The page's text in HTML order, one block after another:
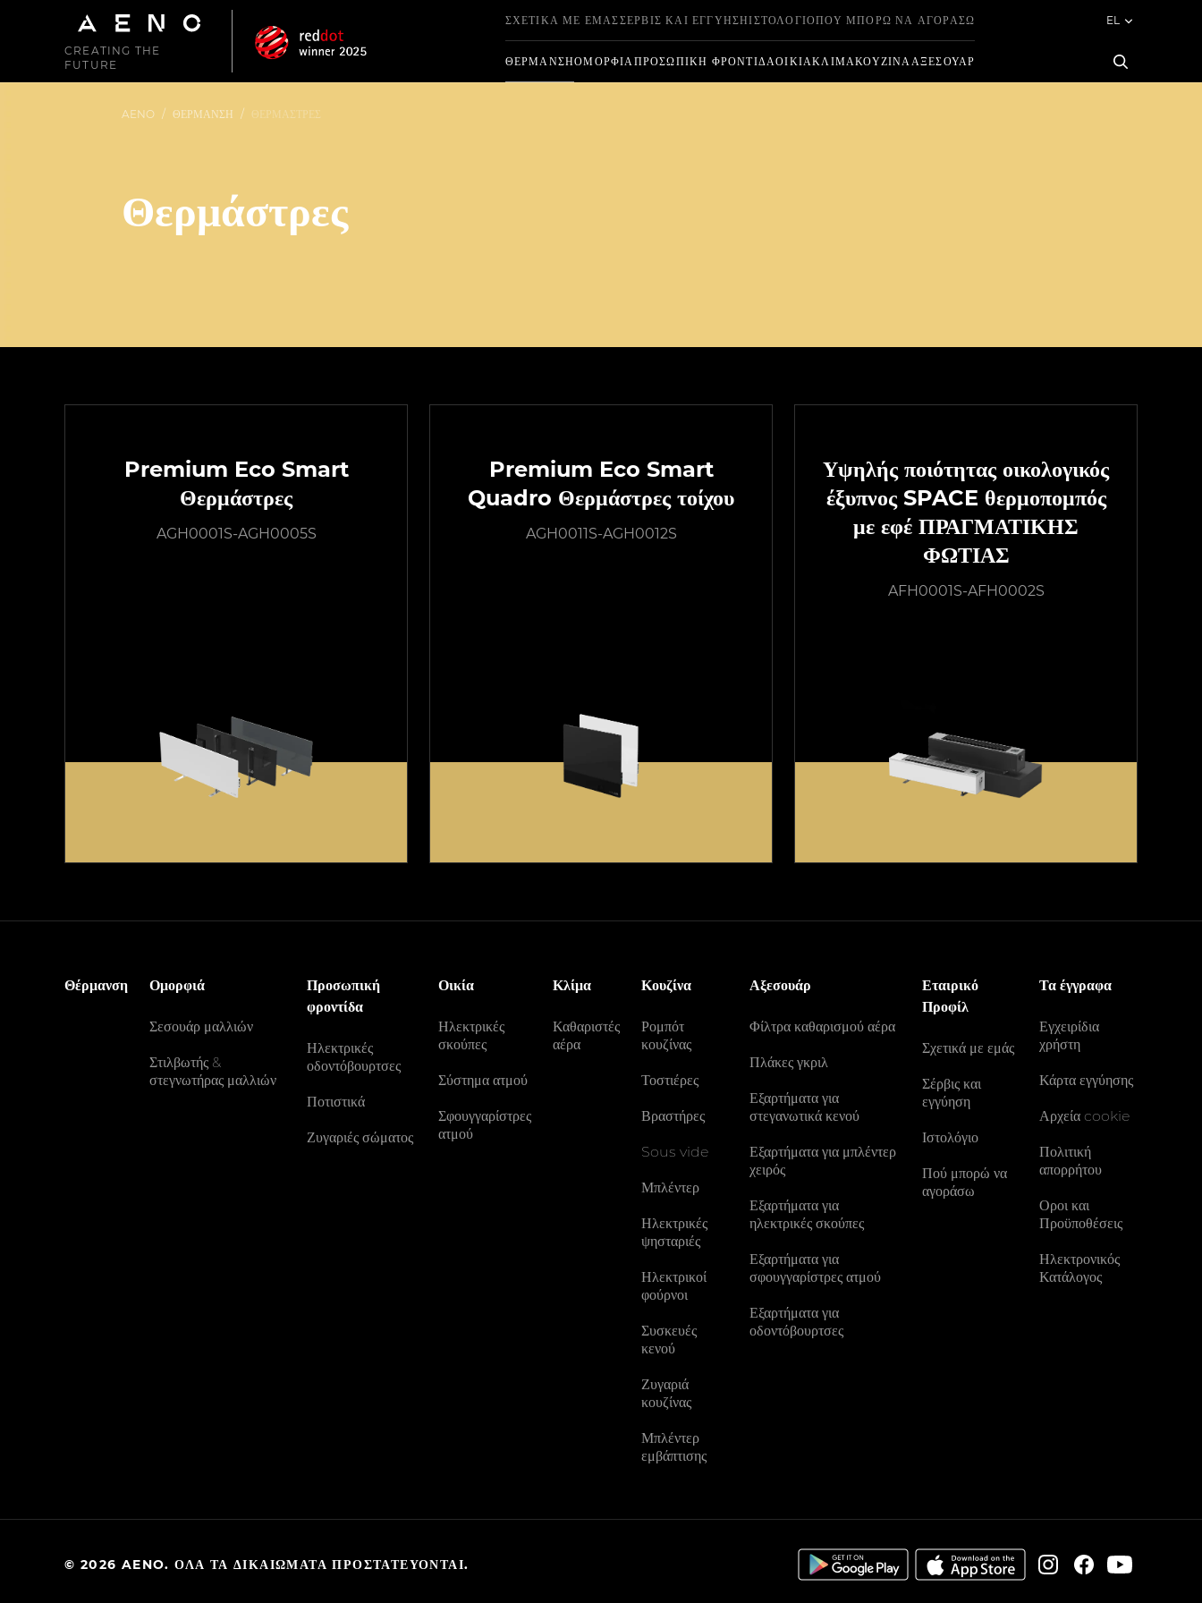
CREATING THE
FUTURE
ΣΧΕΤΙΚΆ ΜΕ ΕΜΆΣΣΈΡΒΙΣ ΚΑΙ ΕΓΓΎΗΣΗΙΣΤΟΛΌΓΙΟΠΟΎ ΜΠΟΡΏ ΝΑ ΑΓΟΡΆΣΩ
ΘΈΡΜΑΝΣΗΟΜΟΡΦΙΆΠΡΟΣΩΠΙΚΉ ΦΡΟΝΤΊΔΑΟΙΚΊΑΚΛΊΜΑΚΟΥΖΊΝΑΑΞΕΣΟΥΆΡ
EL
AENO / ΘΈΡΜΑΝΣΗ / ΘΕΡΜΆΣΤΡΕΣ
Θερμάστρες
Premium Eco Smart
Θερμάστρες
AGH0001S-AGH0005S
Premium Eco Smart
Quadro Θερμάστρες τοίχου
AGH0011S-AGH0012S
Υψηλής ποιότητας οικολογικός
έξυπνος SPACE θερμοπομπός
με εφέ ΠΡΑΓΜΑΤΙΚΗΣ
ΦΩΤΙΑΣ
AFH0001S-AFH0002S
Θέρμανση Ομορφιά
Σεσουάρ μαλλιών
Στιλβωτής &
στεγνωτήρας μαλλιών
Προσωπική
φροντίδα
Ηλεκτρικές
οδοντόβουρτσες
Ποτιστικά
Ζυγαριές σώματος
Οικία
Ηλεκτρικές
σκούπες
Σύστημα ατμού
Σφουγγαρίστρες
ατμού
Κλίμα
Καθαριστές
αέρα
Κουζίνα
Ρομπότ
κουζίνας
Τοστιέρες
Βραστήρες
Sous vide
Μπλέντερ
Ηλεκτρικές
ψησταριές
Ηλεκτρικοί
φούρνοι
Συσκευές
κενού
Ζυγαριά
κουζίνας
Μπλέντερ
εμβάπτισης
Αξεσουάρ
Φίλτρα καθαρισμού αέρα
Πλάκες γκριλ
Εξαρτήματα για
στεγανωτικά κενού
Εξαρτήματα για μπλέντερ
χειρός
Εξαρτήματα για
ηλεκτρικές σκούπες
Εξαρτήματα για
σφουγγαρίστρες ατμού
Εξαρτήματα για
οδοντόβουρτσες
Εταιρικό
Προφίλ
Σχετικά με εμάς
Σέρβις και
εγγύηση
Ιστολόγιο
Πού μπορώ να
αγοράσω
Τα έγγραφα
Εγχειρίδια
χρήστη
Κάρτα εγγύησης
Αρχεία cookie
Πολιτική
απορρήτου
Οροι και
Προϋποθέσεις
Ηλεκτρονικός
Κατάλογος
© 2026 AENO. ΌΛΑ ΤΑ ΔΙΚΑΙΏΜΑΤΑ ΠΡΟΣΤΑΤΕΎΟΝΤΑΙ.